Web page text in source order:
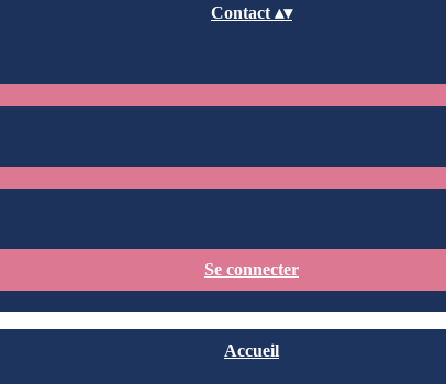
Contact ▴▾
Se connecter
Accueil